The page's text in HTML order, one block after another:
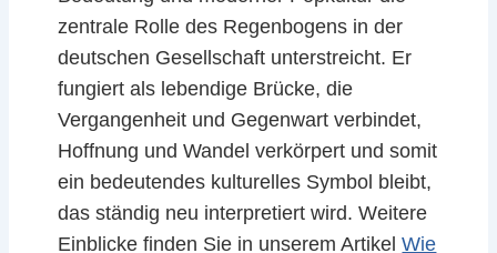
zentrale Rolle des Regenbogens in der
deutschen Gesellschaft unterstreicht. Er
fungiert als lebendige Brücke, die
Vergangenheit und Gegenwart verbindet,
Hoffnung und Wandel verkörpert und somit
ein bedeutendes kulturelles Symbol bleibt,
das ständig neu interpretiert wird. Weitere
Einblicke finden Sie in unserem ArtikelWie